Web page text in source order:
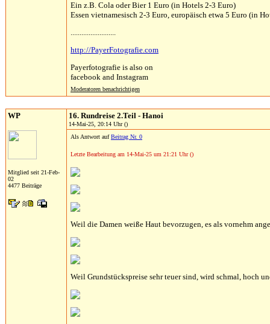
Ein z.B. Cola oder Bier 1 Euro (in Hotels 2-3 Euro)
Essen vietnamesisch 2-3 Euro, europäisch etwa 5 Euro (in
.........................
http://PayerFotografie.com
Payerfotografie is also on
facebook and Instagram
Moderatoren benachrichtigen
WP
Mitglied seit 21-Feb-
02
4477 Beiträge
16. Rundreise 2.Teil - Hanoi
14-Mai-25, 20:14 Uhr ()
Als Antwort aufBeitrag Nr. 0
Letzte Bearbeitung am 14-Mai-25 um 21:21 Uhr ()
Weil die Damen weiße Haut bevorzugen, es als vornehm
Weil Grundstückspreise sehr teuer sind, wird schmal, hoch